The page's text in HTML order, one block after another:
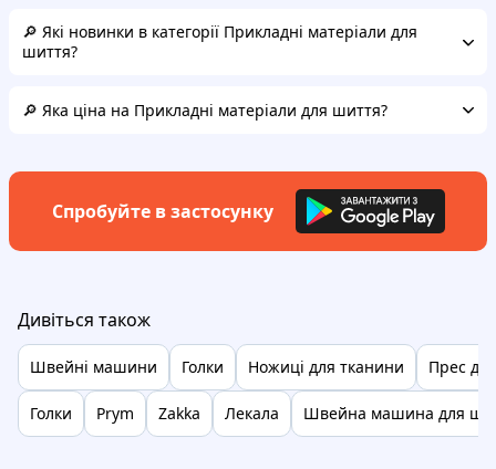
🔎 Які новинки в категорії Прикладні матеріали для
шиття?
🔎 Яка ціна на Прикладні матеріали для шиття?
Спробуйте в застосунку
Дивіться також
Швейні машини Голки Ножиці для тканини Прес
Голки Prym Zakka Лекала Швейна машина для